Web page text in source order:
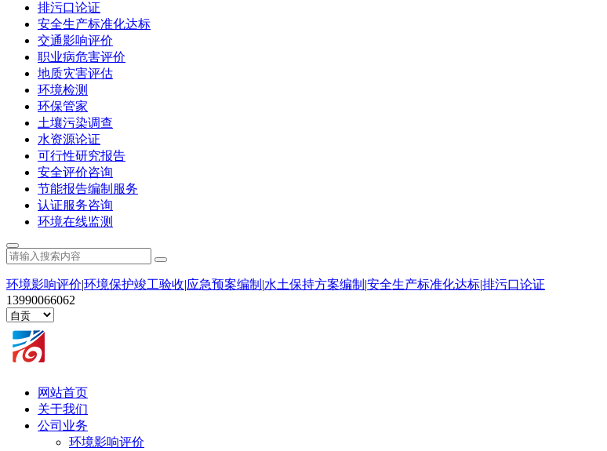
排污口论证
安全生产标准化达标
交通影响评价
职业病危害评价
地质灾害评估
环境检测
环保管家
土壤污染调查
水资源论证
可行性研究报告
安全评价咨询
节能报告编制服务
认证服务咨询
环境在线监测
环境影响评价|环境保护竣工验收|应急预案编制 |水土保持方案编制 |安全生产标准化达标|排污口论证
13990066062
网站首页
关于我们
公司业务
环境影响评价